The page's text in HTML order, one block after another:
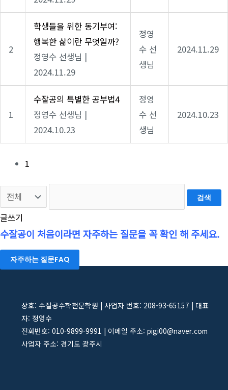
2
학생들을 위한 동기부여:
행복한 삶이란 무엇일까?
정영수 선생님 |
2024.11.29
정영
수 선
생님
2024.11.29
1
수잘공의 특별한 공부법4
정영수 선생님 |
2024.10.23
정영
수 선
생님
2024.10.23
1
검색
글쓰기
수잘공이 처음이라면 자주하는 질문을 꼭 확인 해 주세요.
자주하는 질문FAQ
상호: 수잘공수학전문학원 | 사업자 번호: 208-93-65157 | 대표
자: 정영수
전화번호: 010-9899-9991 | 이메일 주소: pigi00@naver.com
사업자 주소: 경기도 광주시